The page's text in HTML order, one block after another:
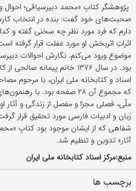
پژوهشگر کتابِ «محمد دبیرسیاقی؛ احوال و
صحبت‌های خود گفت: بنده در انتخاب
دارم که فرد مورد نظر چه سخنی گفته و
اثراتِ اثربخش او مورد غفلت قرار گرفته
موضوع ورود می‌کنم. نگارش احوالات
بود. در سال ۱۳۷۶ خانم پیمانه
اسناد و کتابخانه ملی ایران، با مرحوم
که مجموع آن ۲۸ صفحه بود. با
ملّی، فصلی مجزا و مفصل از زندگی و آثار
زبان و ادبیات فارسی مورد تحقیق قرار
شفاهی که از ایشان موجود بود کتابِ
آثار» تدوین و تنظیم شد.
منبع:مرکز اسناد کتابخانه ملی ایران
برچسب ها